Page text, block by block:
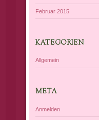
Februar 2015
KATEGORIEN
Allgemein
META
Anmelden